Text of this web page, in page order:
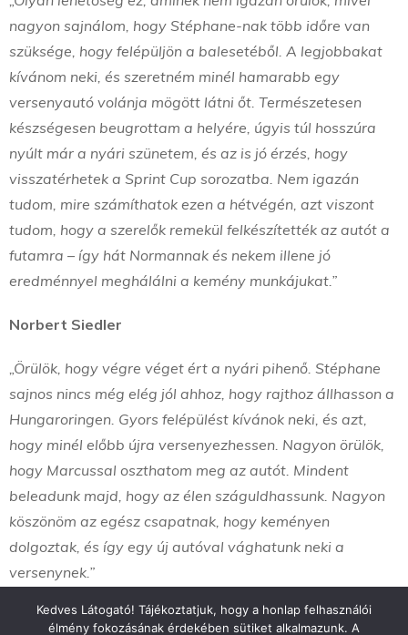
nagyon sajnálom, hogy Stéphane-nak több időre van
szüksége, hogy felépüljön a balesetéből. A legjobbakat
kívánom neki, és szeretném minél hamarabb egy
versenyautó volánja mögött látni őt. Természetesen
készségesen beugrottam a helyére, úgyis túl hosszúra
nyúlt már a nyári szünetem, és az is jó érzés, hogy
visszatérhetek a Sprint Cup sorozatba. Nem igazán
tudom, mire számíthatok ezen a hétvégén, azt viszont
tudom, hogy a szerelők remekül felkészítették az autót a
futamra – így hát Normannak és nekem illene jó
eredménnyel meghálálni a kemény munkájukat.”
Norbert Siedler
„Örülök, hogy végre véget ért a nyári pihenő. Stéphane
sajnos nincs még elég jól ahhoz, hogy rajthoz állhasson a
Hungaroringen. Gyors felépülést kívánok neki, és azt,
hogy minél előbb újra versenyezhessen. Nagyon örülök,
hogy Marcussal oszthatom meg az autót. Mindent
beleadunk majd, hogy az élen száguldhassunk. Nagyon
köszönöm az egész csapatnak, hogy keményen
dolgoztak, és így egy új autóval vághatunk neki a
versenynek.”
Kedves Látogató! Tájékoztatjuk, hogy a honlap felhasználói
élmény fokozásának érdekében sütiket alkalmazunk. A